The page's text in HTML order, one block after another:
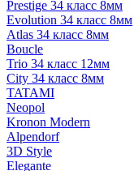
Prestige 34 класс 8мм
Evolution 34 класс 8мм
Atlas 34 класс 8мм
Boucle
Trio 34 класс 12мм
City 34 класс 8мм
TATAMI
Neopol
Kronon Modern
Alpendorf
3D Style
Elegante